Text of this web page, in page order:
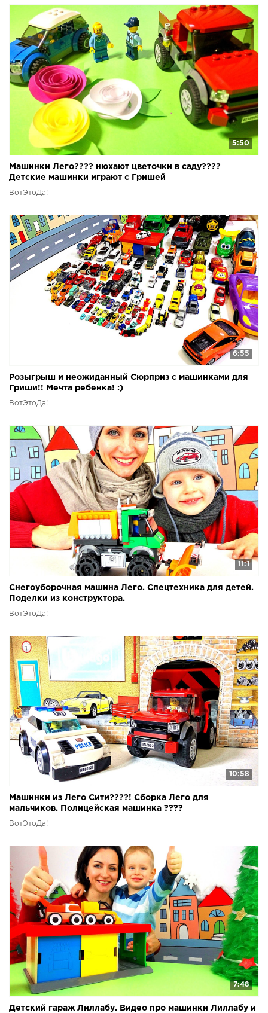
5:50
Машинки Лего???? нюхают цветочки в саду????
Детские машинки играют с Гришей
ВотЭтоДа!
6:55
Розыгрыш и неожиданный Сюрприз с машинками для
Гриши!! Мечта ребенка! :)
ВотЭтоДа!
11:1
Снегоуборочная машина Лего. Спецтехника для детей.
Поделки из конструктора.
ВотЭтоДа!
10:58
Машинки из Лего Сити????! Сборка Лего для
мальчиков. Полицейская машинка ????
ВотЭтоДа!
7:48
Детский гараж Лиллабу. Видео про машинки Лиллабу и